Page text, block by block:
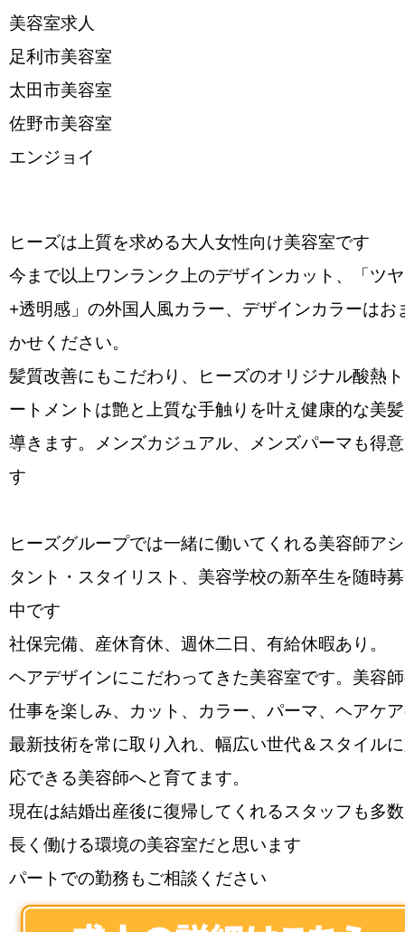
美容室求人
足利市美容室
太田市美容室
佐野市美容室
エンジョイ
ヒーズは上質を求める大人女性向け美容室です
今まで以上ワンランク上のデザインカット、「ツヤ
+透明感」の外国人風カラー、デザインカラーはお
かせください。
髪質改善にもこだわり、ヒーズのオリジナル酸熱
ートメントは艶と上質な手触りを叶え健康的な美
導きます。メンズカジュアル、メンズパーマも得
す
ヒーズグループでは一緒に働いてくれる美容師ア
タント・スタイリスト、美容学校の新卒生を随時
中です
社保完備、産休育休、週休二日、有給休暇あり。
ヘアデザインにこだわってきた美容室です。美容
仕事を楽しみ、カット、カラー、パーマ、ヘアケ
最新技術を常に取り入れ、幅広い世代＆スタイル
応できる美容師へと育てます。
現在は結婚出産後に復帰してくれるスタッフも多
長く働ける環境の美容室だと思います
パートでの勤務もご相談ください